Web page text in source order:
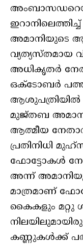
അംബാസഡറെയും
അമാനിയുടെ
വ്യത്യസ്തമായ
അധികൃതര്‍
ഒക്‌ടോബര്‍
ആശുപത്രിയില്‍
മുജ്തബ
ആത്മീയ
പ്രതിനിധി
ഫോട്ടോകള്‍
അന്ന്
മാത്രമാണ്
കൈകളും മറ്റു
കണ്ണുകള്‍ക്ക്